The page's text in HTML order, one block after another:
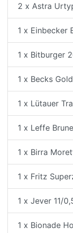
2 x Astra
1 x Einbecker
1 x Bitburger
1 x Becks
1 x Lütauer
1 x Leffe
1 x Birra
1 x Fritz
1 x Jever 11/
1 x Bionade